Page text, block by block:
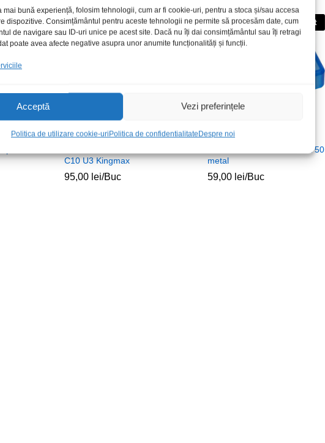
mai bună experiență, folosim tehnologii, cum ar fi cookie-uri, pentru a stoca și/sau accesa
dispozitive. Consimțământul pentru aceste tehnologii ne permite să procesăm date, cum
de navigare sau ID-uri unice pe acest site. Dacă nu îți dai consimțământul sau îți retragi
poate avea afecte negative asupra unor anumite funcționalități și funcții.
Acceptă Vezi preferințele
Politica de utilizare cookie-uriPolitica de confidentialitateDespre noi
C 3.2
Stoc epuizat
C10 U3 Kingmax
95,00 lei/Buc
Stoc epuizat
Memorie USB 64GB 3.0 DT50
metal
59,00 lei/Buc